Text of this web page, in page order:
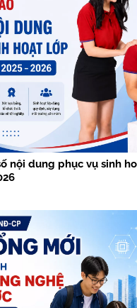
nội dung phục vụ sinh